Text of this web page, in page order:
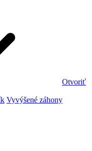
Otvoriť
Vyvýšené záhony